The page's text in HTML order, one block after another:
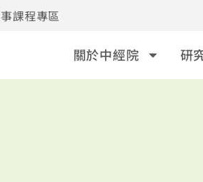
課程專區
關於中經院 研